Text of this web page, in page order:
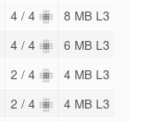
4 / 4 8 MB L3
4 / 4 6 MB L3
2 / 4 4 MB L3
2 / 4 4 MB L3